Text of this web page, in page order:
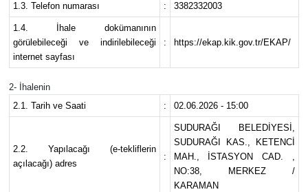
1.3. Telefon numarası : 3382332003
1.4. İhale dokümanının
görülebileceği ve indirilebileceği
internet sayfası
: https://ekap.kik.gov.tr/EKAP/
2- İhalenin
2.1. Tarih ve Saati
: 02.06.2026 - 15:00
2.2. Yapılacağı (e-tekliflerin
açılacağı) adres
:
SUDURAĞI BELEDİYESİ,
SUDURAĞI KAS., KETENCİ
MAH., İSTASYON CAD. ,
NO:38, MERKEZ /
KARAMAN